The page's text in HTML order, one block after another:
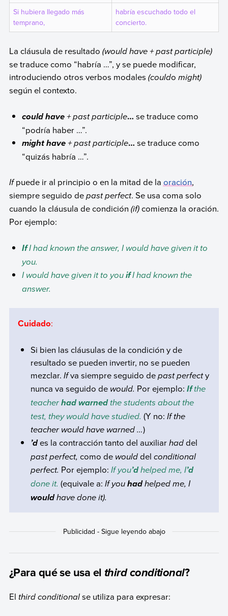
Si hubiera llegado más
temprano,
habría escuchado todo el
concierto.
La cláusula de resultado (would have+past participle)
se traduce como “habría …”, y se puede modificar,
introduciendo otros verbos modales (couldo might)
según el contexto.
could have +past participle…se traduce como
“podría haber …”.
might have+past participle…se traduce como
“quizás habría …”.
Ifpuede ir al principio o en la mitad de laoración,
siempre seguido depast perfect. Se usa coma solo
cuando la cláusula de condición (if)comienza la oración.
Por ejemplo:
IfI had known the answer, I would have given it to
you.
I would have given it to youifI had known the
answer.
Cuidado:
Si bien las cláusulas de la condición y de
resultado se pueden invertir, no se pueden
mezclar.Ifva siempre seguido depast perfecty
nunca va seguido de would. Por ejemplo:Ifthe
teacherhad warnedthe students about the
test, they would have studied. (Y no:If the
teacher would have warned…)
’d es la contracción tanto del auxiliarhaddel
past perfect,como de woulddelconditional
perfect. Por ejemplo:If you’dhelped me, I’d
done it.(equivale a:If youhadhelped me, I
wouldhave done it).
¿Para qué se usa el third conditional?
El third conditionalse utiliza para expresar: